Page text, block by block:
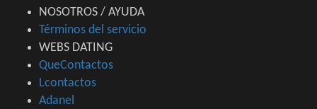
NOSOTROS / AYUDA
Términos del servicio
WEBS DATING
QueContactos
Lcontactos
Adanel